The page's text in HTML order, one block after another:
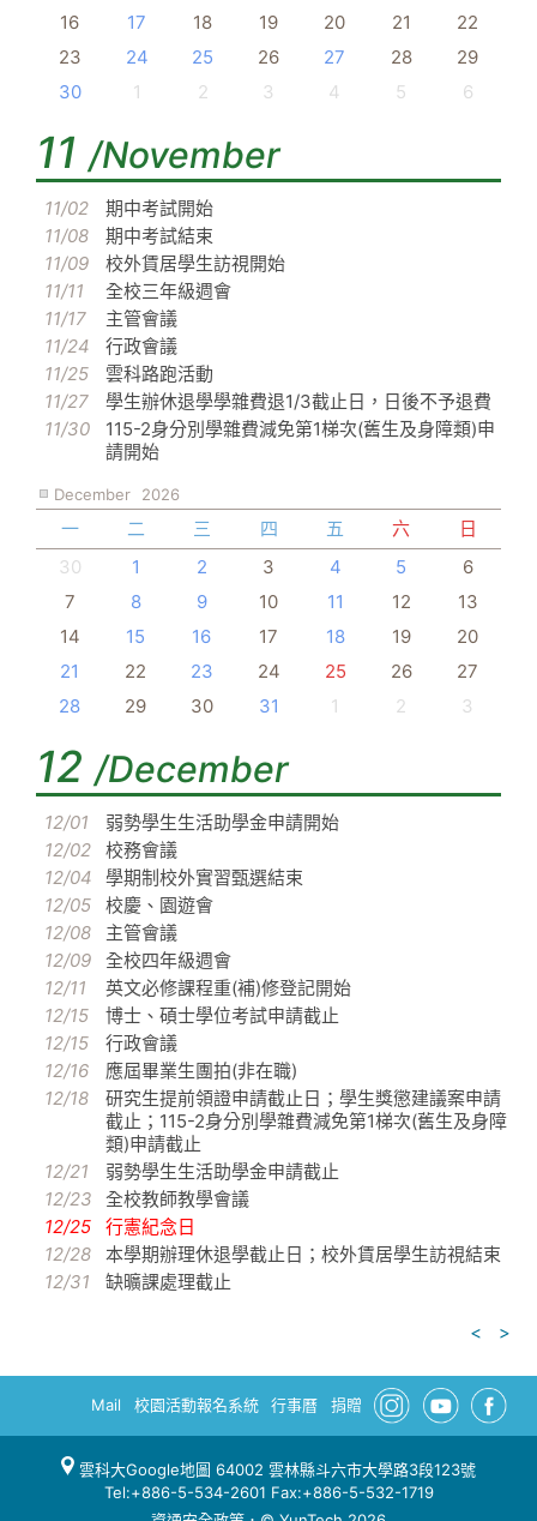
16
17 18 19 20 21
22
23
24 25 26 27 28
29
30
1 2 3 4 5 6
11 /November
11/02
期中考試開始
11/08
期中考試結束
11/09
校外賃居學生訪視開始
11/11
全校三年級週會
11/17
主管會議
11/24
行政會議
11/25
雲科路跑活動
11/27
學生辦休退學學雜費退1/3截止日，日後不予退費
11/30
115-2身分別學雜費減免第1梯次(舊生及身障類)申
請開始
December 2026
一 二 三 四 五 六
日
30
1 2 3 4 5
6
7
8 9 10 11 12
13
14
15 16 17 18 19
20
21
22 23 24 25 26
27
28
29 30 31 1 2 3
12 /December
12/01
弱勢學生生活助學金申請開始
12/02
校務會議
12/04
學期制校外實習甄選結束
12/05
校慶、園遊會
12/08
主管會議
12/09
全校四年級週會
12/11
英文必修課程重(補)修登記開始
12/15
博士、碩士學位考試申請截止
12/15
行政會議
12/16
應屆畢業生團拍(非在職)
12/18
研究生提前領證申請截止日；學生獎懲建議案申請
截止；115-2身分別學雜費減免第1梯次(舊生及身障
類)申請截止
12/21
弱勢學生生活助學金申請截止
12/23
全校教師教學會議
12/25
行憲紀念日
12/28
本學期辦理休退學截止日；校外賃居學生訪視結束
12/31
缺曠課處理截止
< >
Mail 校園活動報名系統 行事曆 捐贈
雲科大Google地圖 64002 雲林縣斗六市大學路3段123號
Tel:+886-5-534-2601 Fax:+886-5-532-1719